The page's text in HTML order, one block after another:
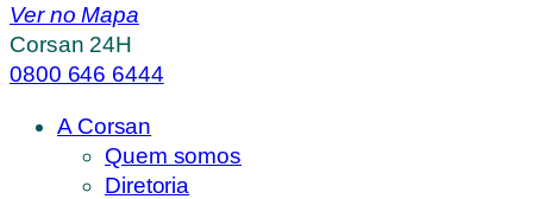
Ver no Mapa
Corsan 24H
0800 646 6444
A Corsan
Quem somos
Diretoria